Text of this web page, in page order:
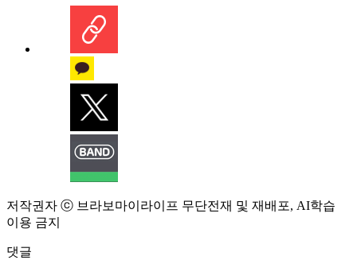
저작권자 ⓒ 브라보마이라이프 무단전재 및 재배포, AI학습
이용 금지
댓글